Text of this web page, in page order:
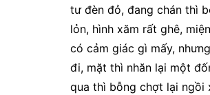
tư đèn đỏ, đang chán thì
lỏn, hình xăm rất ghê,
có cảm giác gì mấy,
đi, mặt thì nhăn lại một
qua thì bỗng chợt lại ngồi